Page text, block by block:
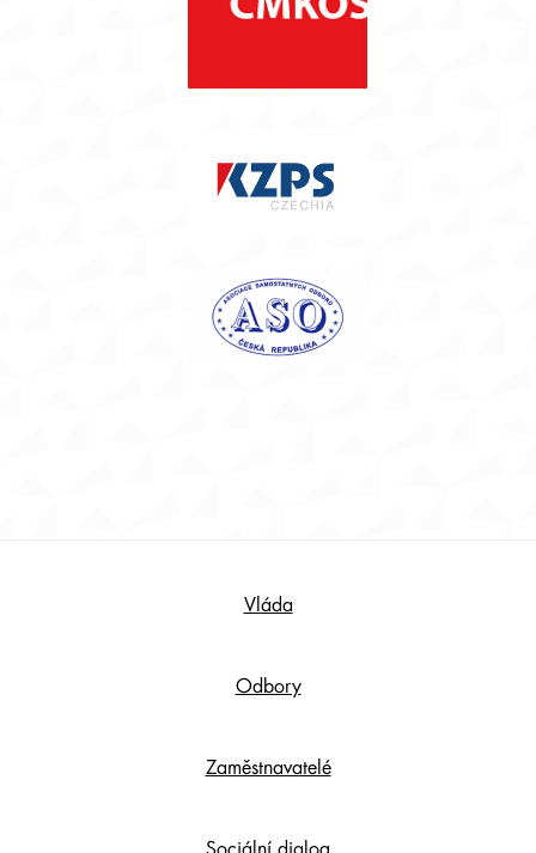
Vláda
Odbory
Zaměstnavatelé
Sociální dialog